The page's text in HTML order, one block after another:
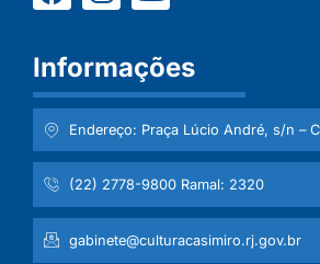
Informações
Endereço: Praça Lúcio André, s/n –
(22) 2778-9800 Ramal: 2320
gabinete@culturacasimiro.rj.gov.br